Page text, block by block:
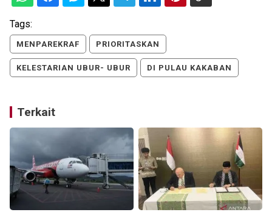
Tags:
MENPAREKRAF PRIORITASKAN
KELESTARIAN UBUR- UBUR DI PULAU KAKABAN
Terkait